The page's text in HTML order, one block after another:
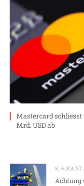
Mastercard schliesst
Mrd. USD ab
8. AUGUST
Achtung